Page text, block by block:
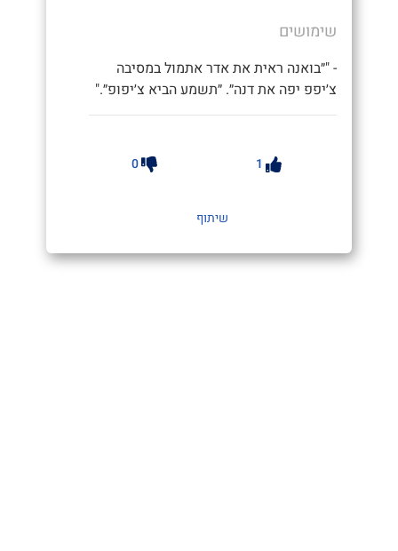
שימושים
- "״בואנה ראית את אדר אתמול במסיבה
צ׳יפפ יפה את דנה״. ״תשמע הביא צ׳יפופ״."
1
0
שיתוף